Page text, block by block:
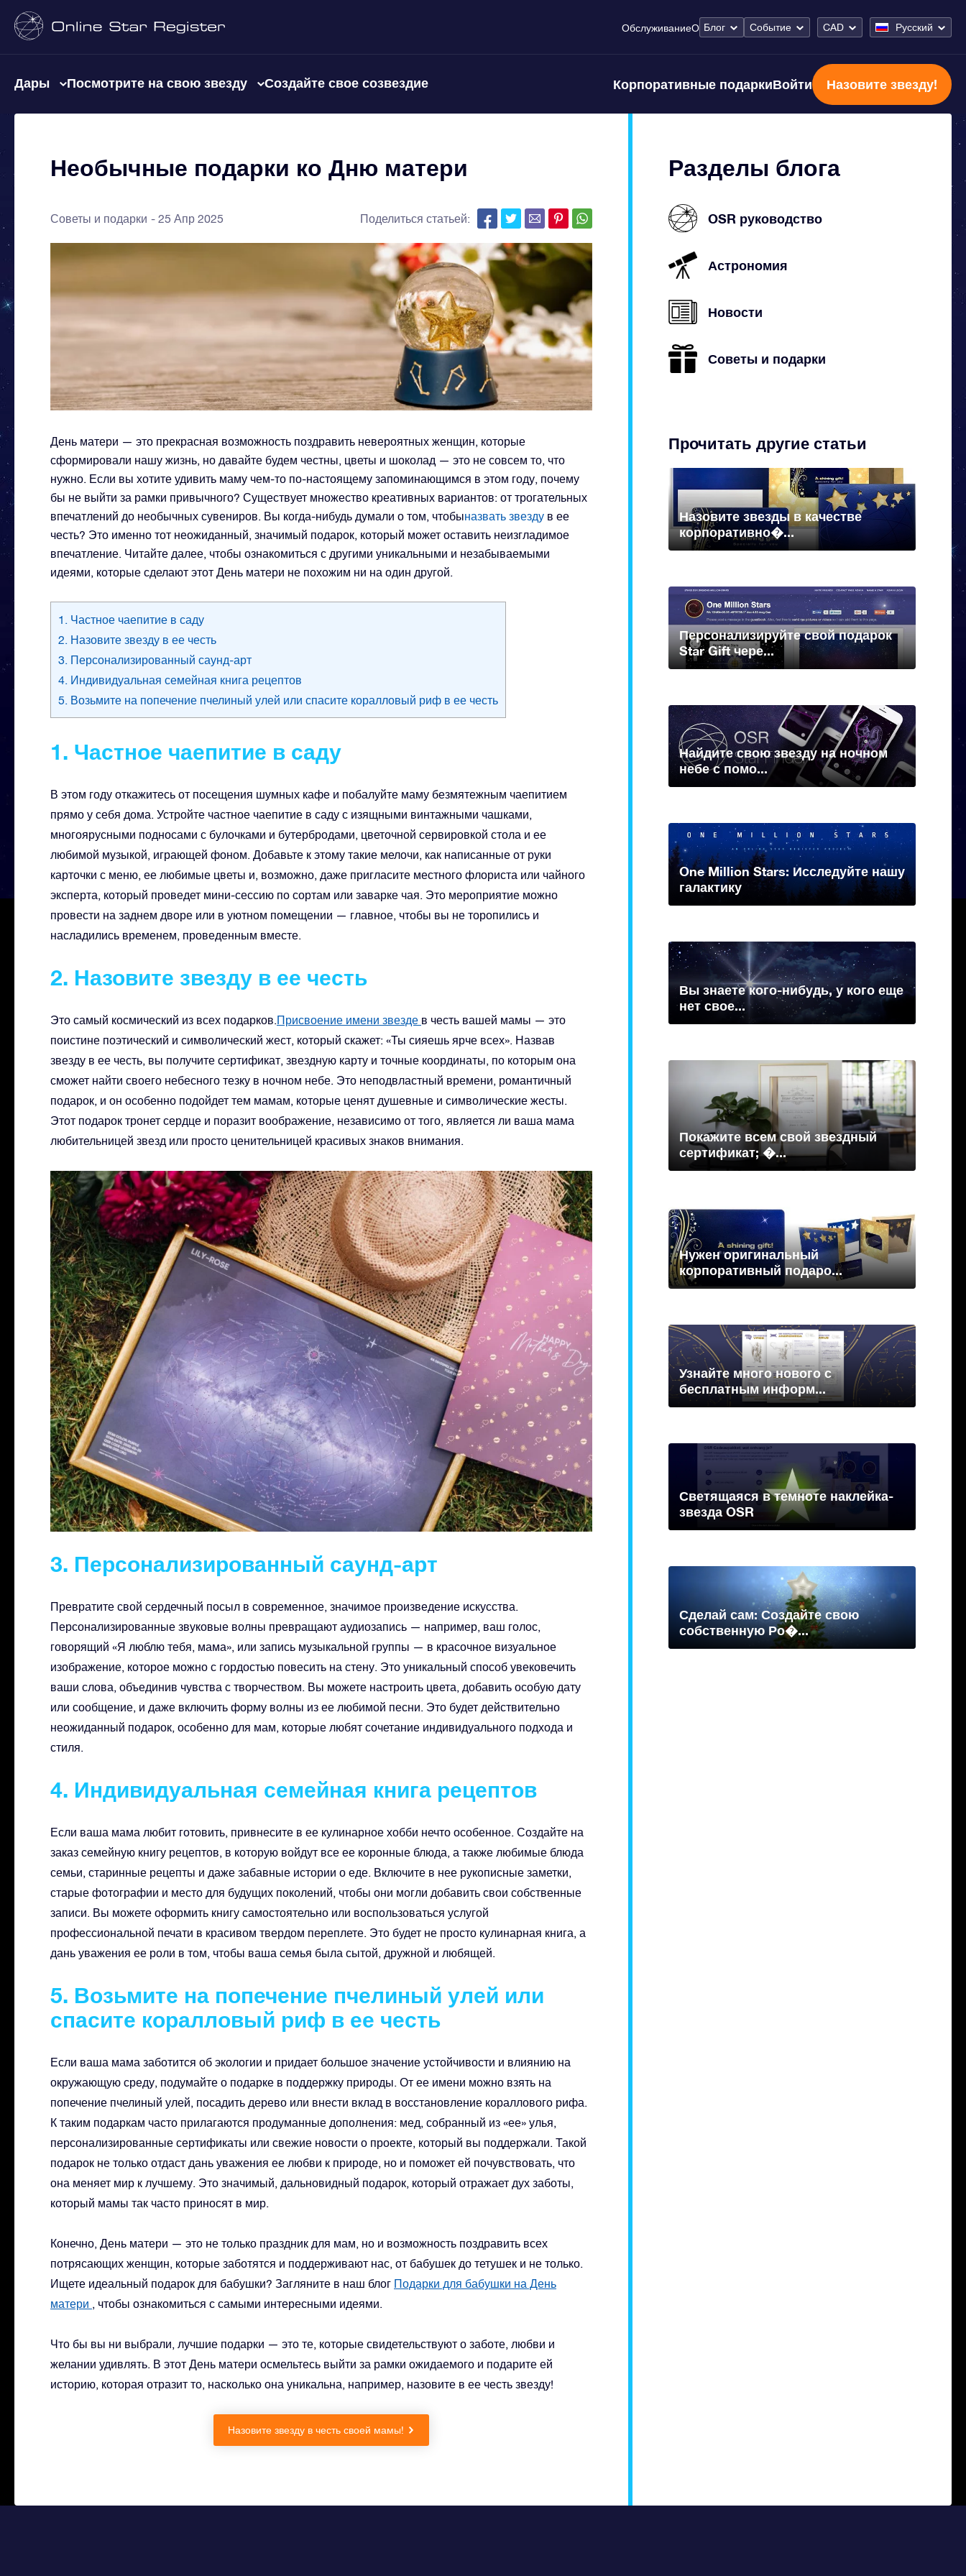
ОбслуживаниеО Блог Событие CAD Русский
Дары Посмотрите на свою звезду Создайте свое созвездие Корпоративные подаркиВойти Назовите звезду!
Необычные подарки ко Дню матери
Советы и подарки 25 Апр 2025 Поделиться статьей:
День матери — это прекрасная возможность поздравить невероятных женщин, которые
сформировали нашу жизнь, но давайте будем честны, цветы и шоколад — это не совсем то, что
нужно. Если вы хотите удивить маму чем-то по-настоящему запоминающимся в этом году, почему
бы не выйти за рамки привычного? Существует множество креативных вариантов: от трогательных
впечатлений до необычных сувениров. Вы когда-нибудь думали о том, чтобыназвать звезду в ее
честь? Это именно тот неожиданный, значимый подарок, который может оставить неизгладимое
впечатление. Читайте далее, чтобы ознакомиться с другими уникальными и незабываемыми
идеями, которые сделают этот День матери не похожим ни на один другой.
1. Частное чаепитие в саду
2. Назовите звезду в ее честь
3. Персонализированный саунд-арт
4. Индивидуальная семейная книга рецептов
5. Возьмите на попечение пчелиный улей или спасите коралловый риф в ее честь
1. Частное чаепитие в саду
В этом году откажитесь от посещения шумных кафе и побалуйте маму безмятежным чаепитием
прямо у себя дома. Устройте частное чаепитие в саду с изящными винтажными чашками,
многоярусными подносами с булочками и бутербродами, цветочной сервировкой стола и ее
любимой музыкой, играющей фоном. Добавьте к этому такие мелочи, как написанные от руки
карточки с меню, ее любимые цветы и, возможно, даже пригласите местного флориста или чайного
эксперта, который проведет мини-сессию по сортам или заварке чая. Это мероприятие можно
провести на заднем дворе или в уютном помещении — главное, чтобы вы не торопились и
насладились временем, проведенным вместе.
2. Назовите звезду в ее честь
Это самый космический из всех подарков.Присвоение имени звезде в честь вашей мамы — это
поистине поэтический и символический жест, который скажет: «Ты сияешь ярче всех». Назвав
звезду в ее честь, вы получите сертификат, звездную карту и точные координаты, по которым она
сможет найти своего небесного тезку в ночном небе. Это неподвластный времени, романтичный
подарок, и он особенно подойдет тем мамам, которые ценят душевные и символические жесты.
Этот подарок тронет сердце и поразит воображение, независимо от того, является ли ваша мама
любительницей звезд или просто ценительницей красивых знаков внимания.
3. Персонализированный саунд-арт
Превратите свой сердечный посыл в современное, значимое произведение искусства.
Персонализированные звуковые волны превращают аудиозапись — например, ваш голос,
говорящий «Я люблю тебя, мама», или запись музыкальной группы — в красочное визуальное
изображение, которое можно с гордостью повесить на стену. Это уникальный способ увековечить
ваши слова, объединив чувства с творчеством. Вы можете настроить цвета, добавить особую дату
или сообщение, и даже включить форму волны из ее любимой песни. Это будет действительно
неожиданный подарок, особенно для мам, которые любят сочетание индивидуального подхода и
стиля.
4. Индивидуальная семейная книга рецептов
Если ваша мама любит готовить, привнесите в ее кулинарное хобби нечто особенное. Создайте на
заказ семейную книгу рецептов, в которую войдут все ее коронные блюда, а также любимые блюда
семьи, старинные рецепты и даже забавные истории о еде. Включите в нее рукописные заметки,
старые фотографии и место для будущих поколений, чтобы они могли добавить свои собственные
записи. Вы можете оформить книгу самостоятельно или воспользоваться услугой
профессиональной печати в красивом твердом переплете. Это будет не просто кулинарная книга, а
дань уважения ее роли в том, чтобы ваша семья была сытой, дружной и любящей.
5. Возьмите на попечение пчелиный улей или
спасите коралловый риф в ее честь
Если ваша мама заботится об экологии и придает большое значение устойчивости и влиянию на
окружающую среду, подумайте о подарке в поддержку природы. От ее имени можно взять на
попечение пчелиный улей, посадить дерево или внести вклад в восстановление кораллового рифа.
К таким подаркам часто прилагаются продуманные дополнения: мед, собранный из «ее» улья,
персонализированные сертификаты или свежие новости о проекте, который вы поддержали. Такой
подарок не только отдаст дань уважения ее любви к природе, но и поможет ей почувствовать, что
она меняет мир к лучшему. Это значимый, дальновидный подарок, который отражает дух заботы,
который мамы так часто приносят в мир.
Конечно, День матери — это не только праздник для мам, но и возможность поздравить всех
потрясающих женщин, которые заботятся и поддерживают нас, от бабушек до тетушек и не только.
Ищете идеальный подарок для бабушки? Загляните в наш блог Подарки для бабушки на День
матери , чтобы ознакомиться с самыми интересными идеями.
Что бы вы ни выбрали, лучшие подарки — это те, которые свидетельствуют о заботе, любви и
желании удивлять. В этот День матери осмельтесь выйти за рамки ожидаемого и подарите ей
историю, которая отразит то, насколько она уникальна, например, назовите в ее честь звезду!
Назовите звезду в честь своей мамы!
Разделы блога
OSR руководство
Астрономия
Новости
Советы и подарки
Прочитать другие статьи
Назовите звезды в качестве
корпоративно�...
Персонализируйте свой подарок
Star Gift чере...
Найдите свою звезду на ночном
небе с помо...
One Million Stars: Исследуйте нашу
галактику
Вы знаете кого-нибудь, у кого еще
нет свое...
Покажите всем свой звездный
сертификат; �...
Нужен оригинальный
корпоративный подаро...
Узнайте много нового с
бесплатным информ...
Светящаяся в темноте наклейка-
звезда OSR
Сделай сам: Создайте свою
собственную Ро�...